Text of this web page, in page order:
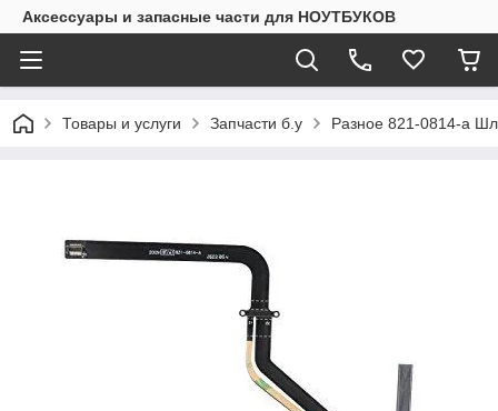
Аксессуары и запасные части для НОУТБУКОВ
Товары и услуги Запчасти б.у Разное 821-0814-a